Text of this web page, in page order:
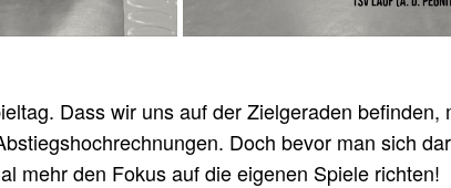
Dass wir uns auf der Zielgeraden
Doch bevor man sich
mehr den Fokus auf die eigenen Spiele richten!